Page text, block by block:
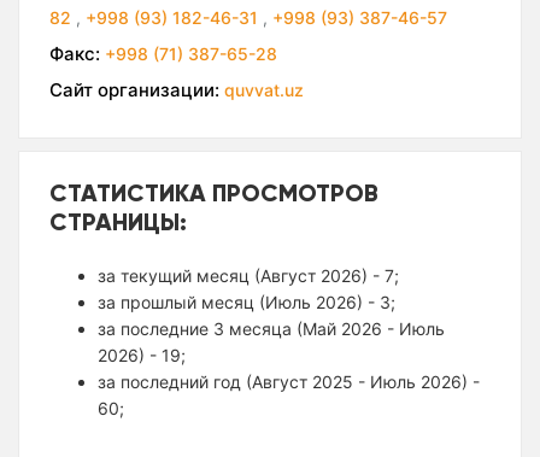
82 , +998 (93) 182-46-31 , +998 (93) 387-46-57
Факс: +998 (71) 387-65-28
Сайт организации: quvvat.uz
СТАТИСТИКА ПРОСМОТРОВ
СТРАНИЦЫ:
за текущий месяц (Август 2026) - 7;
за прошлый месяц (Июль 2026) - 3;
за последние 3 месяца (Май 2026 - Июль
2026) - 19;
за последний год (Август 2025 - Июль 2026) -
60;